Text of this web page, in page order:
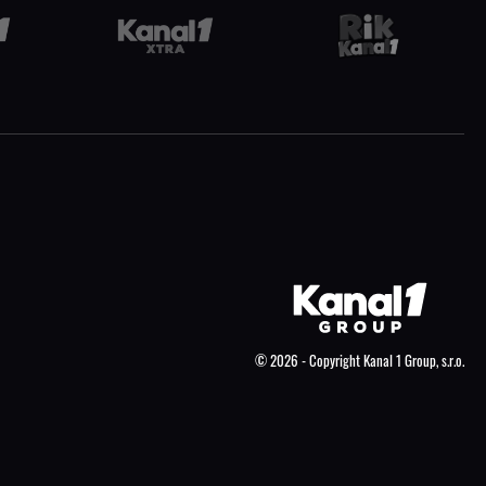
© 2026 - Copyright Kanal 1 Group, s.r.o.